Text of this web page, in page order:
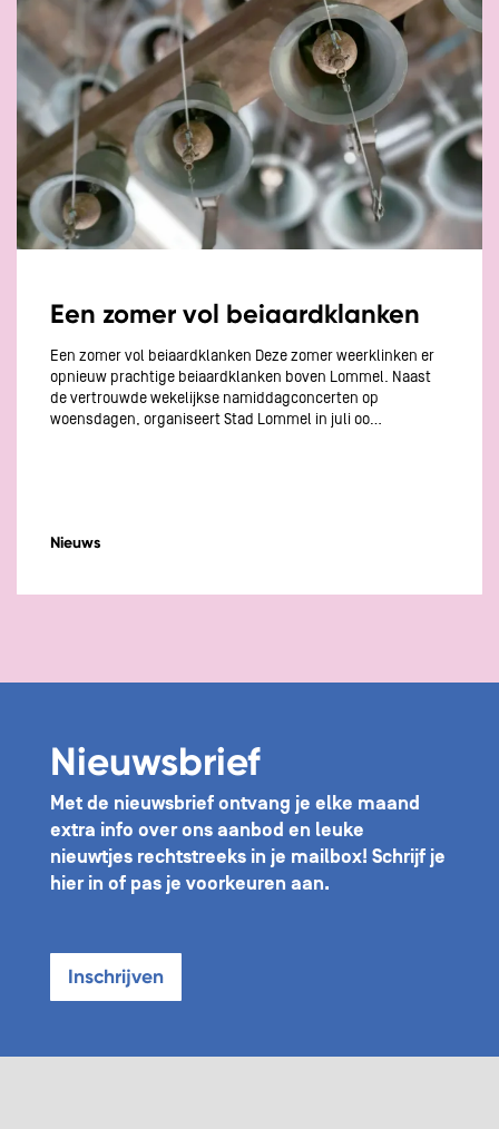
Een zomer vol beiaardklanken
Een zomer vol beiaardklanken Deze zomer weerklinken er
opnieuw prachtige beiaardklanken boven Lommel. Naast
de vertrouwde wekelijkse namiddagconcerten op
woensdagen, organiseert Stad Lommel in juli oo…
Nieuws
Nieuwsbrief
Met de nieuwsbrief ontvang je elke maand
extra info over ons aanbod en leuke
nieuwtjes rechtstreeks in je mailbox! Schrijf je
hier in of pas je voorkeuren aan.
Inschrijven